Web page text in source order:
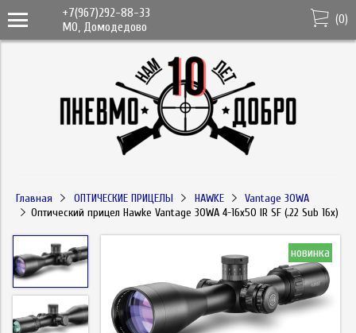
+7(967)292-88-33
МО, Домодедово
(0)
Главная ОПТИЧЕСКИЕ ПРИЦЕЛЫ HAWKE
Vantage 30WA
Оптический прицел Hawke Vantage 30WA 4-16х50 IR SF (.22 Sub 16x)
новинка